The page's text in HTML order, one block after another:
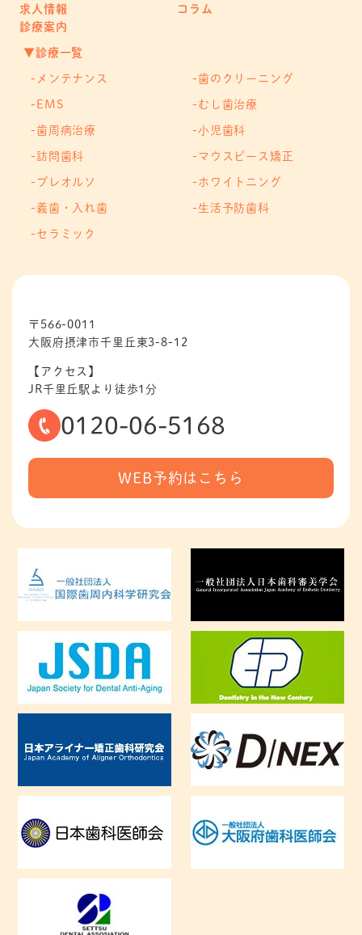
求人情報
コラム
診療案内
▼診療一覧
メンテナンス 歯のクリーニング
EMS むし歯治療
歯周病治療 小児歯科
訪問歯科 マウスピース矯正
プレオルソ ホワイトニング
義歯・入れ歯 生活予防歯科
セラミック
〒566-0011
大阪府摂津市千里丘東3-8-12
【アクセス】
JR千里丘駅より徒歩1分
0120-06-5168
WEB予約はこちら